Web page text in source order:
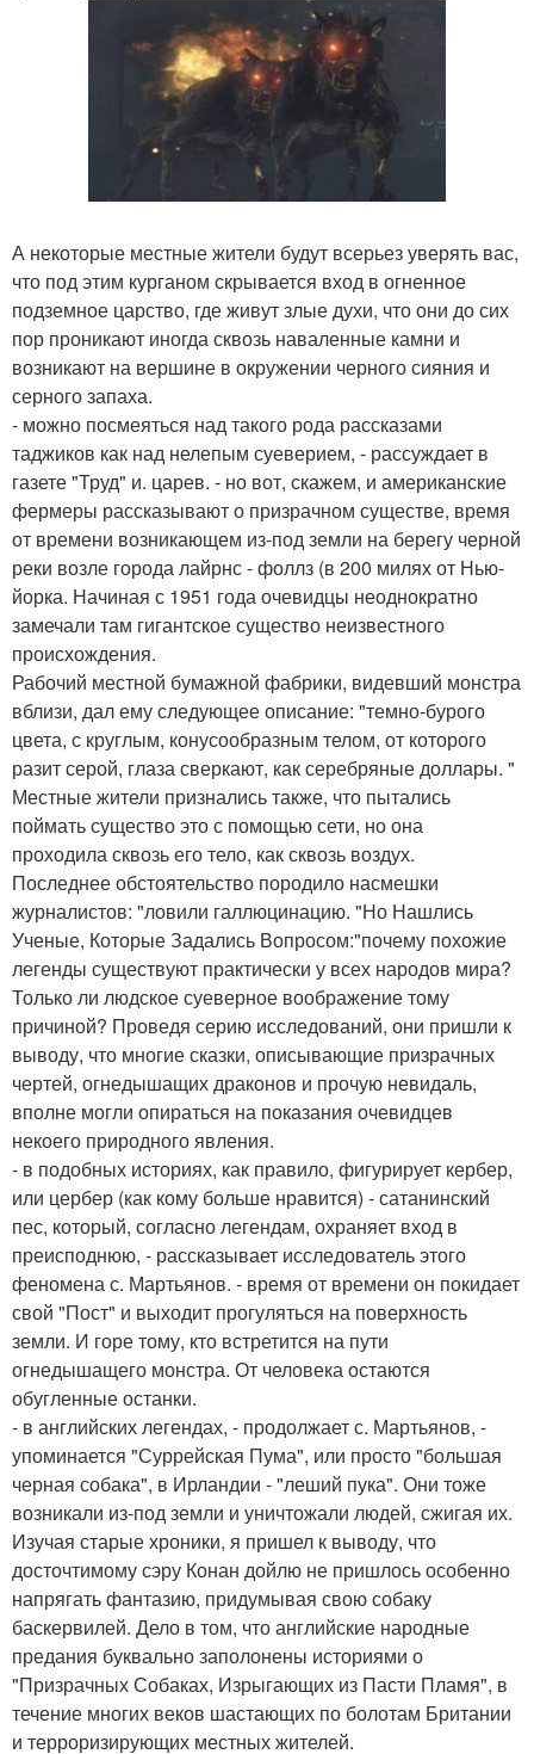
А некоторые местные жители будут всерьез уверять вас,
что под этим курганом скрывается вход в огненное
подземное царство, где живут злые духи, что они до сих
пор проникают иногда сквозь наваленные камни и
возникают на вершине в окружении черного сияния и
серного запаха.
- можно посмеяться над такого рода рассказами
таджиков как над нелепым суеверием, - рассуждает в
газете "Труд" и. царев. - но вот, скажем, и американские
фермеры рассказывают о призрачном существе, время
от времени возникающем из-под земли на берегу черной
реки возле города лайрнс - фоллз (в 200 милях от Нью-
йорка. Начиная с 1951 года очевидцы неоднократно
замечали там гигантское существо неизвестного
происхождения.
Рабочий местной бумажной фабрики, видевший монстра
вблизи, дал ему следующее описание: "темно-бурого
цвета, с круглым, конусообразным телом, от которого
разит серой, глаза сверкают, как серебряные доллары. "
Местные жители признались также, что пытались
поймать существо это с помощью сети, но она
проходила сквозь его тело, как сквозь воздух.
Последнее обстоятельство породило насмешки
журналистов: "ловили галлюцинацию. "Но Нашлись
Ученые, Которые Задались Вопросом:"почему похожие
легенды существуют практически у всех народов мира?
Только ли людское суеверное воображение тому
причиной? Проведя серию исследований, они пришли к
выводу, что многие сказки, описывающие призрачных
чертей, огнедышащих драконов и прочую невидаль,
вполне могли опираться на показания очевидцев
некоего природного явления.
- в подобных историях, как правило, фигурирует кербер,
или цербер (как кому больше нравится) - сатанинский
пес, который, согласно легендам, охраняет вход в
преисподнюю, - рассказывает исследователь этого
феномена с. Мартьянов. - время от времени он покидает
свой "Пост" и выходит прогуляться на поверхность
земли. И горе тому, кто встретится на пути
огнедышащего монстра. От человека остаются
обугленные останки.
- в английских легендах, - продолжает с. Мартьянов, -
упоминается "Суррейская Пума", или просто "большая
черная собака", в Ирландии - "леший пука". Они тоже
возникали из-под земли и уничтожали людей, сжигая их.
Изучая старые хроники, я пришел к выводу, что
досточтимому сэру Конан дойлю не пришлось особенно
напрягать фантазию, придумывая свою собаку
баскервилей. Дело в том, что английские народные
предания буквально заполонены историями о
"Призрачных Собаках, Изрыгающих из Пасти Пламя", в
течение многих веков шастающих по болотам Британии
и терроризирующих местных жителей.